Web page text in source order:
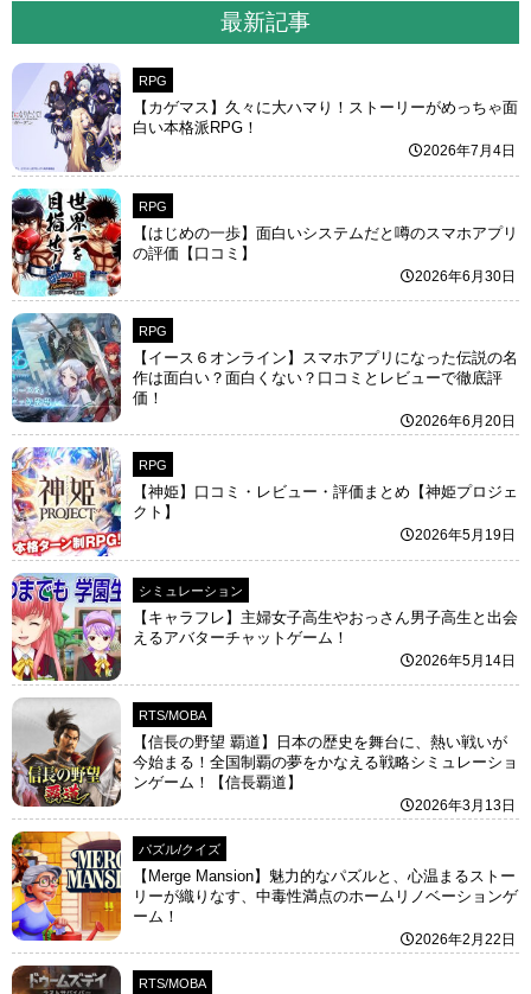
最新記事
RPG
【カゲマス】久々に大ハマり！ストーリーがめっちゃ面
白い本格派RPG！
2026年7月4日
RPG
【はじめの一歩】面白いシステムだと噂のスマホアプリ
の評価【口コミ】
2026年6月30日
RPG
【イース６オンライン】スマホアプリになった伝説の名
作は面白い？面白くない？口コミとレビューで徹底評
価！
2026年6月20日
RPG
【神姫】口コミ・レビュー・評価まとめ【神姫プロジェ
クト】
2026年5月19日
シミュレーション
【キャラフレ】主婦女子高生やおっさん男子高生と出会
えるアバターチャットゲーム！
2026年5月14日
RTS/MOBA
【信長の野望 覇道】日本の歴史を舞台に、熱い戦いが
今始まる！全国制覇の夢をかなえる戦略シミュレーショ
ンゲーム！【信長覇道】
2026年3月13日
パズル/クイズ
【Merge Mansion】魅力的なパズルと、心温まるストー
リーが織りなす、中毒性満点のホームリノベーションゲ
ーム！
2026年2月22日
RTS/MOBA